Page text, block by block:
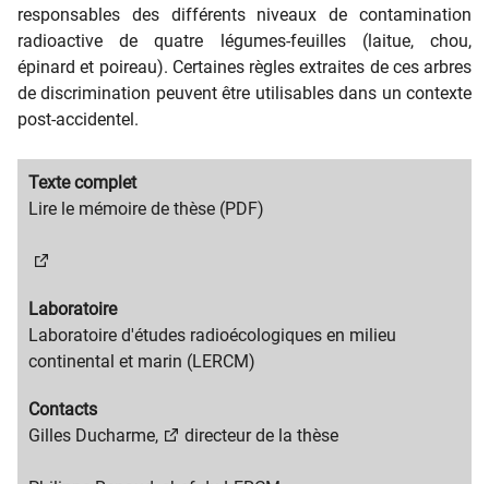
responsables des différents niveaux de contamination
radioactive de quatre légumes-feuilles (laitue, chou,
épinard et poireau). Certaines règles extraites de ces arbres
de discrimination peuvent être utilisables dans un contexte
post-accidentel.
Migration
content
Texte complet
Migration
text
Lire le mémoire de thèse (PDF)
Migration
content
title
Laboratoire
Migration
content
Laboratoire d'études radioécologiques en milieu
continental et marin (LERCM)
Migration
content
Contacts
Migration
Gilles Ducharme, directeur de la thèse